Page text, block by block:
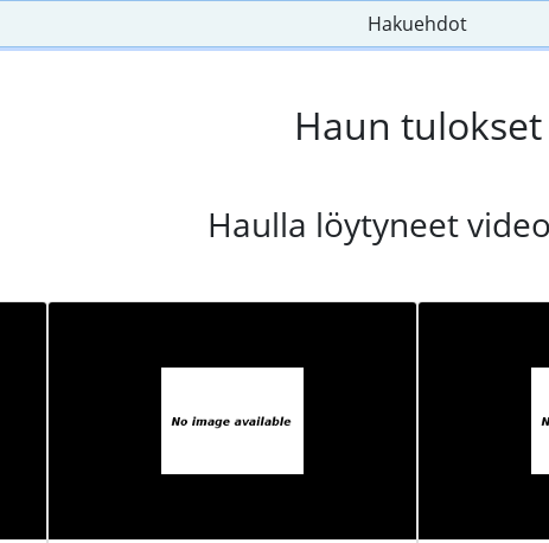
Hakuehdot
Haun tulokset
Haulla löytyneet